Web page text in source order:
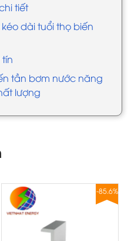
tiết
dài tuổi thọ biến
tần bơm nước năng
lượng
-85.6%